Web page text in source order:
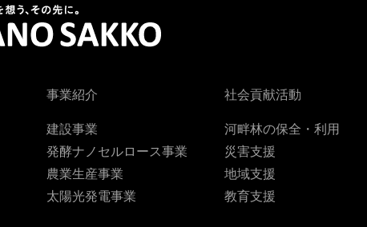
事業紹介
建設事業
発酵ナノセルロース事業
農業生産事業
太陽光発電事業
社会貢献活動
河畔林の保全・利用
災害支援
地域支援
教育支援